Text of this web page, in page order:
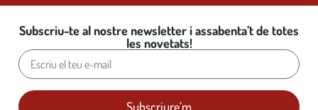
Subscriu-te al nostre newsletter i assabenta’t de totes
les novetats!